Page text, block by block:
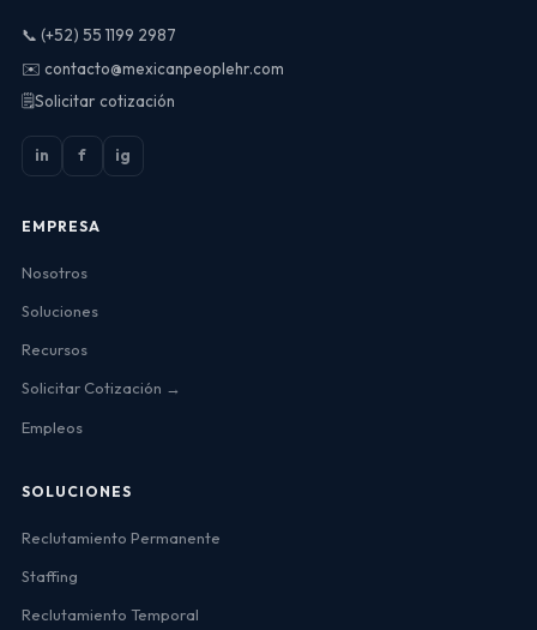
📞 (+52) 55 1199 2987
✉️ contacto@mexicanpeoplehr.com
🗒️Solicitar cotización
in f ig
EMPRESA
Nosotros
Soluciones
Recursos
Solicitar Cotización →
Empleos
SOLUCIONES
Reclutamiento Permanente
Staffing
Reclutamiento Temporal